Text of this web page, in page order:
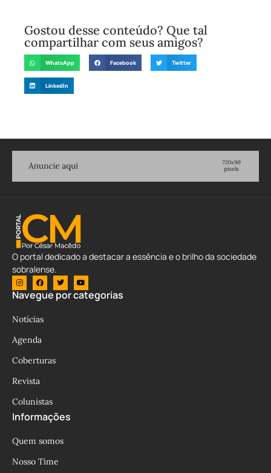
Gostou desse conteúdo? Que tal
compartilhar com seus amigos?
WhatsApp Facebook Twitter
LinkedIn
O portal dedicado a destacar a essência e o brilho da sociedade
sobralense.
Navegue por categorias
Notícias
Agenda
Coberturas
Revista
Colunistas
Informações
Quem somos
Nosso Time